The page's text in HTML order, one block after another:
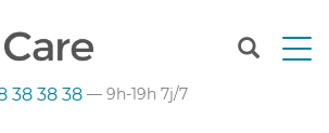
T
38 38 38 — 9h-19h 7j/7